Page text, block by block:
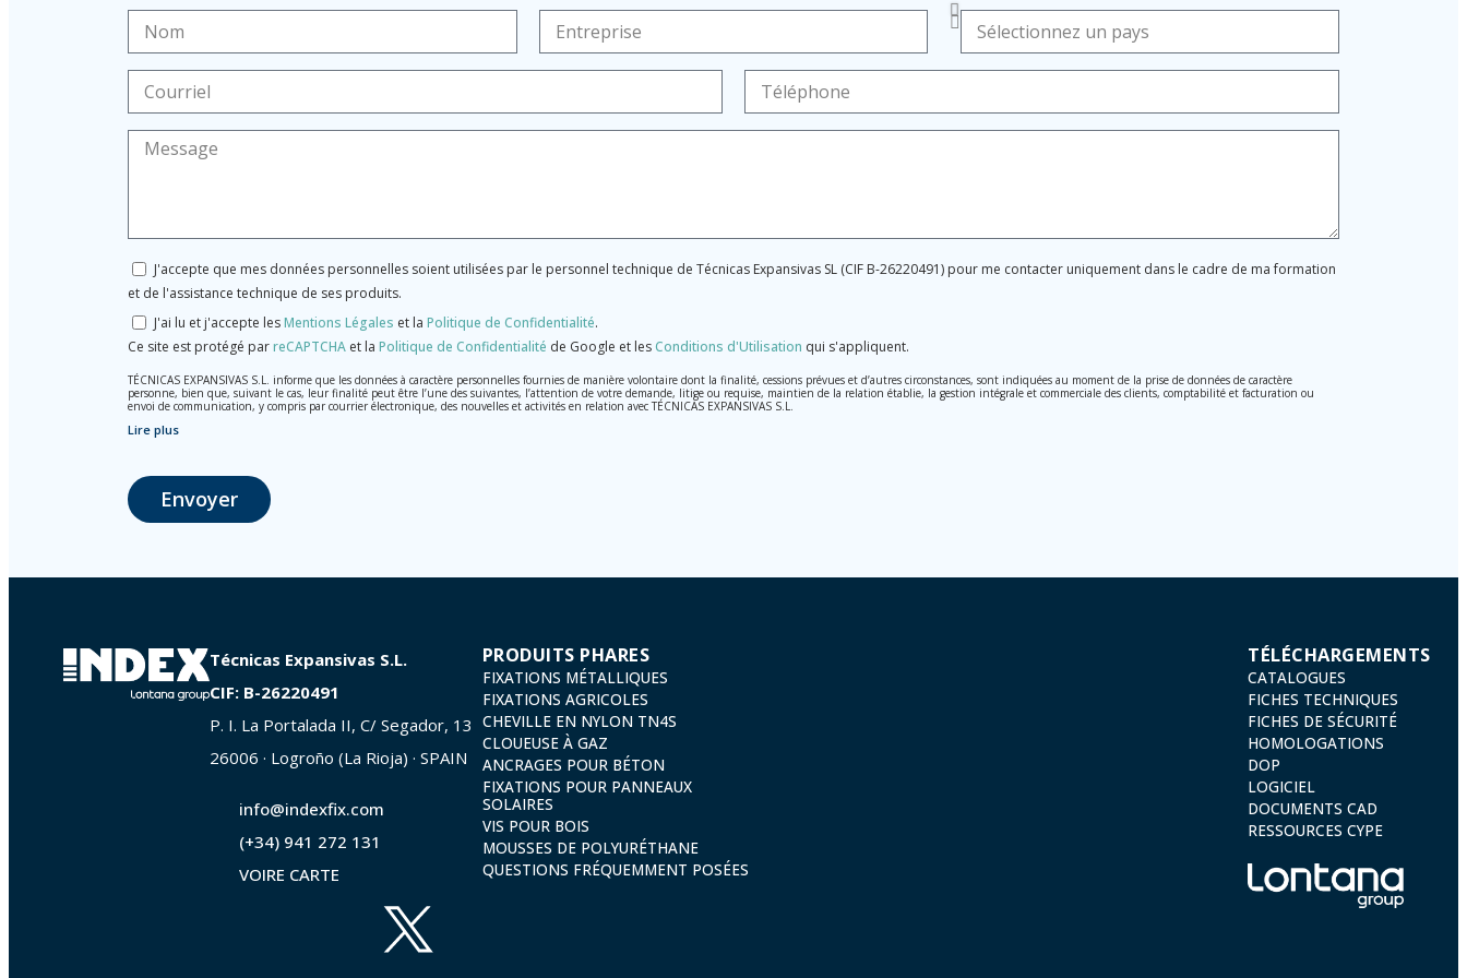
J'accepte que mes données personnelles soient utilisées par le personnel technique de Técnicas Expansivas SL (CIF B-26220491) pour me contacter uniquement dans le cadre de ma formation
et de l'assistance technique de ses produits.
J'ai lu et j'accepte lesMentions Légales et la Politique de Confidentialité.
Ce site est protégé parreCAPTCHA et la Politique de Confidentialité de Google et lesConditions d'Utilisation qui s'appliquent.
TÉCNICAS EXPANSIVAS S.L. informe que les données à caractère personnelles fournies de manière volontaire dont la finalité, cessions prévues et d’autres circonstances, sont indiquées au moment de la prise de données de caractère
personne, bien que, suivant le cas, leur finalité peut être l’une des suivantes, l’attention de votre demande, litige ou requise, maintien de la relation établie, la gestion intégrale et commerciale des clients, comptabilité et facturation ou
envoi de communication, y compris par courrier électronique, des nouvelles et activités en relation avec TÉCNICAS EXPANSIVAS S.L.
Les données de nos fichiers sont absolument confidentielles et seront traitées avec la plus grande confidentialité et répondent à toutes les exigences prévues par la loi 15/1999 du 13 décembre sur la protection des données personnelles.
L’usager peut à tout moment exercer son droit d'accès, de rectification, d'annulation et d'opposition en vertu des dispositions au Règlement Général sur la Protection des Données 2016 (RGPD) en envoyant une lettre accompagnée d'une
photocopie de votre pièce d’identité, à P.I. La Portalada II | c/ Segador 13, 26006 | Logroño (La Rioja).
Lire plus
Envoyer
Técnicas Expansivas S.L.
CIF: B-26220491
P. I. La Portalada II, C/ Segador, 13
26006 · Logroño (La Rioja) · SPAIN
info@indexfix.com
(+34) 941 272 131
VOIRE CARTE
PRODUITS PHARES
FIXATIONS MÉTALLIQUES
FIXATIONS AGRICOLES
CHEVILLE EN NYLON TN4S
CLOUEUSE À GAZ
ANCRAGES POUR BÉTON
FIXATIONS POUR PANNEAUX
SOLAIRES
VIS POUR BOIS
MOUSSES DE POLYURÉTHANE
QUESTIONS FRÉQUEMMENT POSÉES
TÉLÉCHARGEMENTS
CATALOGUES
FICHES TECHNIQUES
FICHES DE SÉCURITÉ
HOMOLOGATIONS
DOP
LOGICIEL
DOCUMENTS CAD
RESSOURCES CYPE